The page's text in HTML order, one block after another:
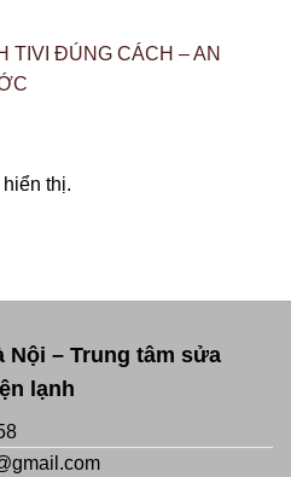
TIVI ĐÚNG CÁCH – AN
thị.
Nội – Trung tâm sửa
lạnh